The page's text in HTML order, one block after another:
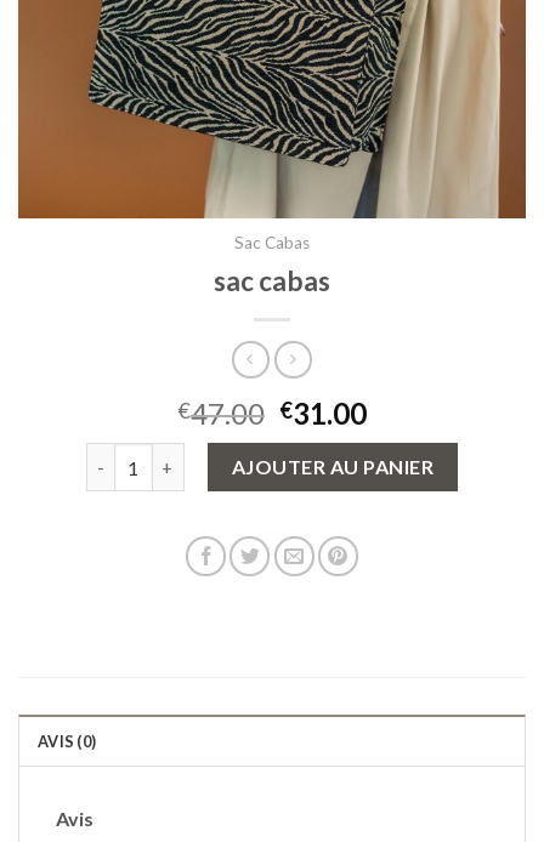
Sac Cabas
sac cabas
€47.00 €31.00
AJOUTER AU PANIER
AVIS (0)
Avis